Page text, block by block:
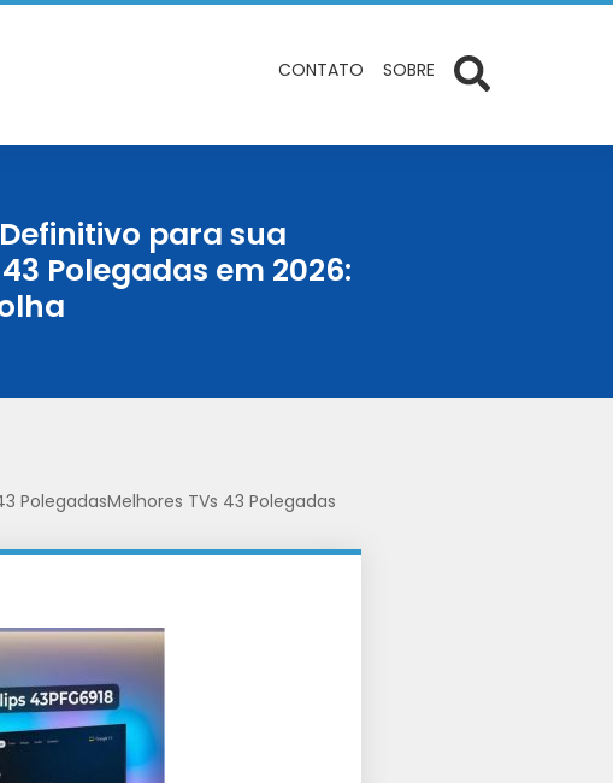
CONTATO SOBRE
para sua
Polegadas em 2026:
PolegadasMelhores TVs 43 Polegadas